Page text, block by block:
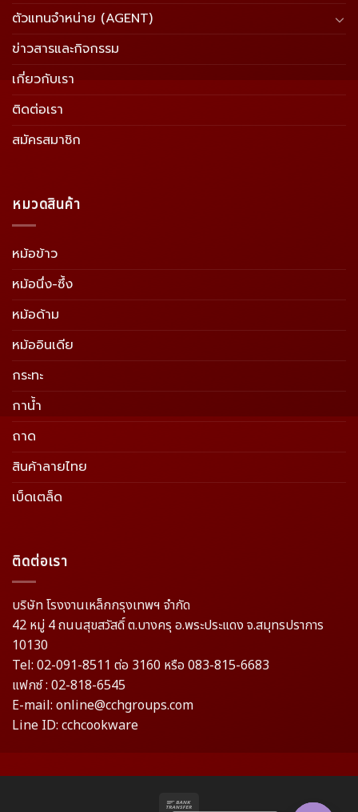
ตัวแทนจำหน่าย (AGENT)
ข่าวสารและกิจกรรม
เกี่ยวกับเรา
ติดต่อเรา
สมัครสมาชิก
หมวดสินค้า
หม้อข้าว
หม้อนึ่ง-ซึ้ง
หม้อด้าม
หม้ออินเดีย
กระทะ
กาน้ำ
ถาด
สินค้าลายไทย
เบ็ดเตล็ด
ติดต่อเรา
บริษัท โรงงานเหล็กกรุงเทพฯ จำกัด
42 หมู่ 4 ถนนสุขสวัสดิ์ ต.บางครุ อ.พระประแดง จ.สมุทรปราการ
10130
Tel: 02-091-8511 ต่อ 3160 หรือ 083-815-6683
แฟกซ์ : 02-818-6545
E-mail: online@cchgroups.com
Line ID: cchcookware